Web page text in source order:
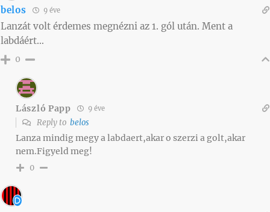
belos 9 éve
Lanzát volt érdemes megnézni az 1. gól után. Ment a
labdáért…
0
László Papp 9 éve
Reply to belos
Lanza mindig megy a labdaert,akar o szerzi a golt,akar
nem.Figyeld meg!
0